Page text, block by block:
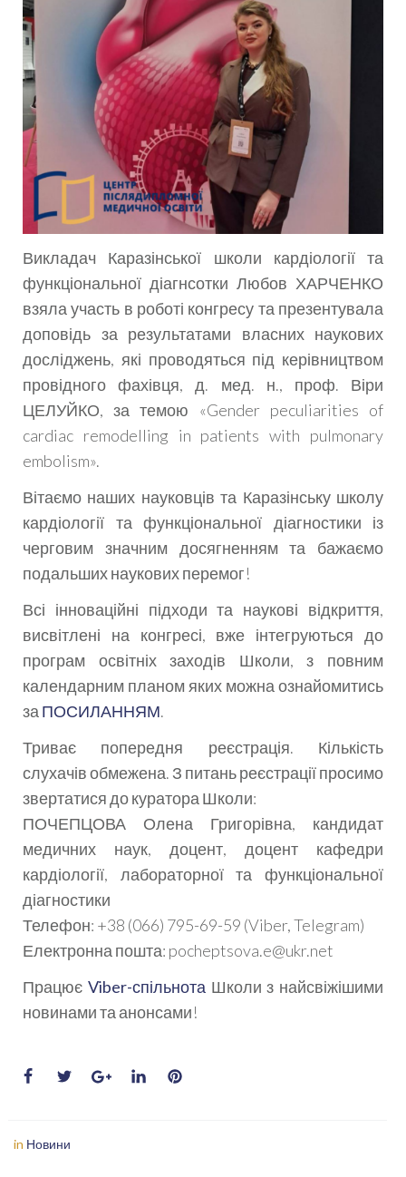
Викладач Каразінської школи кардіології та
функціональної діагнсотки Любов ХАРЧЕНКО
взяла участь в роботі конгресу та презентувала
доповідь за результатами власних наукових
досліджень, які проводяться під керівництвом
провідного фахівця, д. мед. н., проф. Віри
ЦЕЛУЙКО, за темою «Gender peculiarities of
cardiac remodelling in patients with pulmonary
embolism».
Вітаємо наших науковців та Каразінську школу
кардіології та функціональної діагностики із
черговим значним досягненням та бажаємо
подальших наукових перемог!
Всі інноваційні підходи та наукові відкриття,
висвітлені на конгресі, вже інтегруються до
програм освітніх заходів Школи, з повним
календарним планом яких можна ознайомитись
за ПОСИЛАННЯМ.
Триває попередня реєстрація. Кількість
слухачів обмежена. З питань реєстрації просимо
звертатися до куратора Школи:
ПОЧЕПЦОВА Олена Григорівна, кандидат
медичних наук, доцент, доцент кафедри
кардіології, лабораторної та функціональної
діагностики
Телефон: +38 (066) 795-69-59 (Viber, Telegram)
Електронна пошта: pocheptsova.e@ukr.net
Працює Viber-спільнота Школи з найсвіжішими
новинами та анонсами!
in Новини